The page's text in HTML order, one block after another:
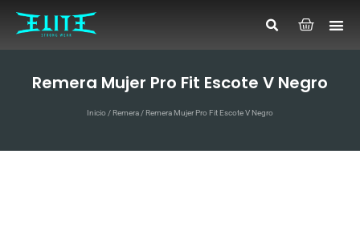
Remera Mujer Pro Fit Escote V Negro
Inicio/ Remera/ Remera Mujer Pro Fit Escote V Negro